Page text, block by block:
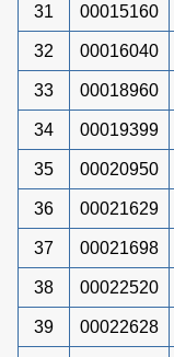
31 00015160
32 00016040
33 00018960
34 00019399
35 00020950
36 00021629
37 00021698
38 00022520
39 00022628